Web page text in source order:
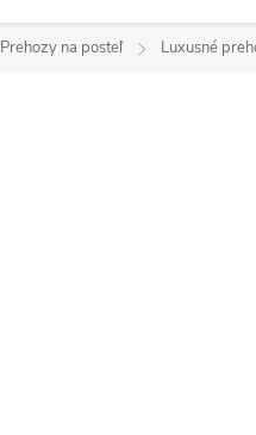
Prehozy na posteľ Luxusné